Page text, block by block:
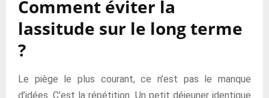
Comment éviter la
lassitude sur le long terme
?
Le piège le plus courant, ce n’est pas le manque
d’idées. C’est la répétition. Un petit déjeuner identique